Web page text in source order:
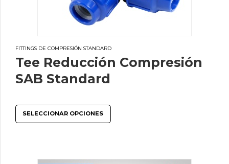
FITTINGS DE COMPRESIÓN STANDARD
Tee Reducción Compresión
SAB Standard
SELECCIONAR OPCIONES